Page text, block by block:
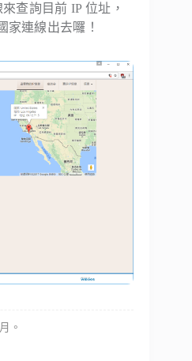
查詢目前 IP 位址，
家連線出去囉！
。